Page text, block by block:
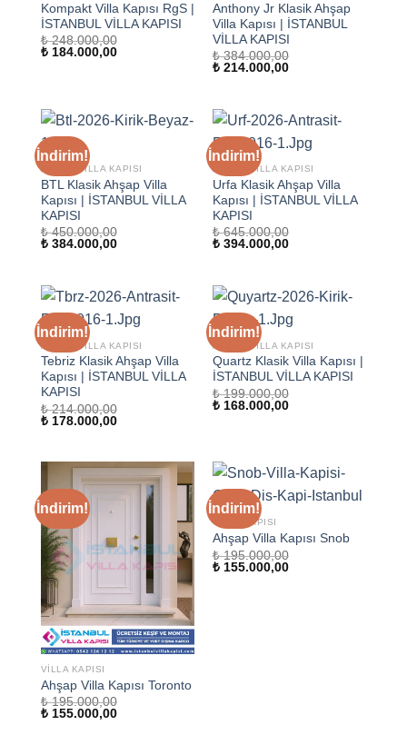
Kompakt Villa Kapısı RgS |
İSTANBUL VİLLA KAPISI
₺248.000,00
Orijinal
₺184.000,00Şu
Anthony Jr Klasik Ahşap
Villa Kapısı | İSTANBUL
VİLLA KAPISI
₺384.000,00
Orijinal
₺214.000,00Şu
İndirim!
AHŞAP VILLA KAPISI
BTL Klasik Ahşap Villa
Kapısı | İSTANBUL VİLLA
KAPISI
₺450.000,00
Orijinal
₺384.000,00Şu
İndirim!
AHŞAP VILLA KAPISI
Urfa Klasik Ahşap Villa
Kapısı | İSTANBUL VİLLA
KAPISI
₺645.000,00
Orijinal
₺394.000,00Şu
İndirim!
AHŞAP VILLA KAPISI
Tebriz Klasik Ahşap Villa
Kapısı | İSTANBUL VİLLA
KAPISI
₺214.000,00
Orijinal
₺178.000,00Şu
İndirim!
AHŞAP VILLA KAPISI
Quartz Klasik Villa Kapısı |
İSTANBUL VİLLA KAPISI
₺199.000,00
Orijinal
₺168.000,00Şu
İndirim!
VILLA KAPISI
Ahşap Villa Kapısı Toronto
₺195.000,00
Orijinal
₺155.000,00Şu
İndirim!
VILLA KAPISI
Ahşap Villa Kapısı Snob
₺195.000,00
Orijinal
₺155.000,00Şu